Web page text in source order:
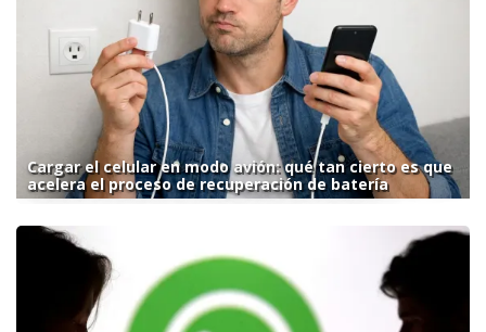
Cargar el celular en modo avión: qué tan cierto es que
acelera el proceso de recuperación de batería